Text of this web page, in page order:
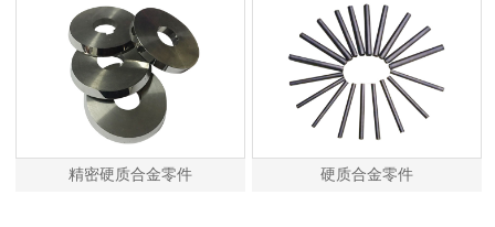
精密硬质合金零件 硬质合金零件